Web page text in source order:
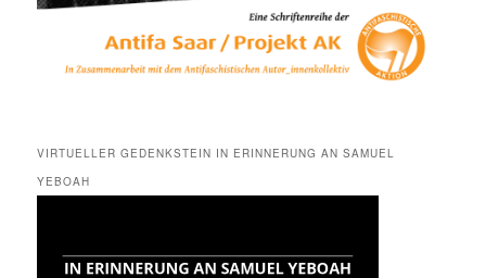
VIRTUELLER GEDENKSTEIN IN ERINNERUNG AN SAMUEL
YEBOAH